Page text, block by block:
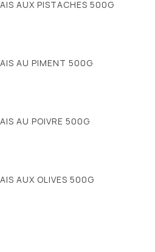
AUX PISTACHES 500G
AU PIMENT 500G
AU POIVRE 500G
AUX OLIVES 500G